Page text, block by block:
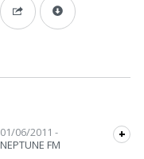
01/06/2011 -
NEPTUNE FM
+